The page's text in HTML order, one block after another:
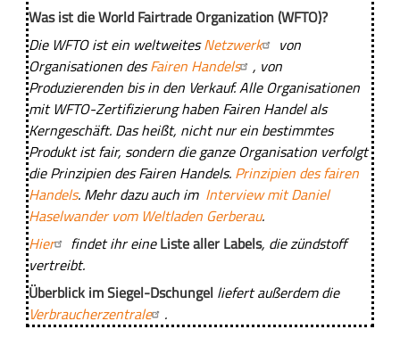
r
d
e
n
i
m
Was ist die World Fairtrade Organization (WFTO)?
Die WFTO ist ein weltweitesNetzwerk
von
Organisationen desFairen Handels , von
Produzierenden bis in den Verkauf. Alle Organisationen
mit WFTO-Zertifizierung haben Fairen Handel als
Kerngeschäft. Das heißt, nicht nur ein bestimmtes
Produkt ist fair, sondern die ganze Organisation verfolgt
die Prinzipien des Fairen Handels. Prinzipien des fairen
Handels. Mehr dazu auch im Interview mit Daniel
Haselwander vom Weltladen Gerberau.
Hier
findet ihr eineListe aller Labels, diezündstoff
vertreibt.
Überblick im Siegel-Dschungel liefert außerdem die
Verbraucherzentrale
.